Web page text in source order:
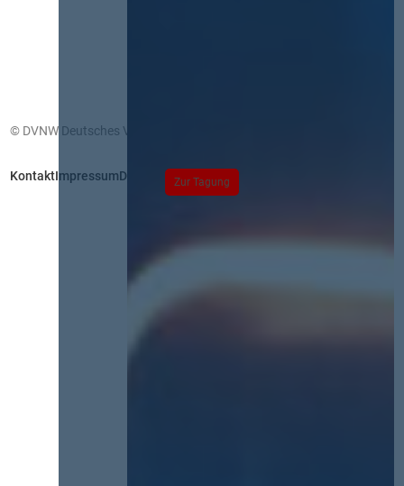
Zur Tagung
© DVNW Deutsches Vergabenetzwerk GmbH
KontaktImpressumDatenschutz